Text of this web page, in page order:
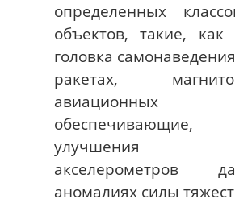
определенных
объектов, такие, как
головка
ракетах,
авиационных
улучшения
акселерометров
аномалиях силы